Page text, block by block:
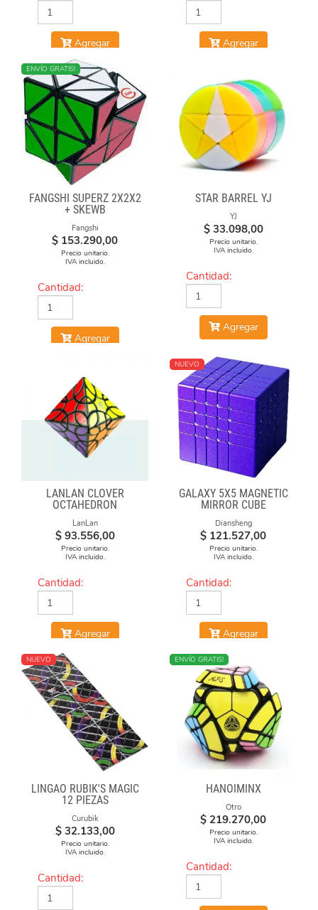
Agregar Agregar
NUEVO
ENVÍO GRATIS!
FANGSHI SUPERZ 2X2X2
+ SKEWB
Fangshi
$ 153.290,00
Precio unitario.
IVA incluido.
Cantidad:
Agregar
STAR BARREL YJ
YJ
$ 33.098,00
Precio unitario.
IVA incluido.
Cantidad:
Agregar
LANLAN CLOVER
OCTAHEDRON
LanLan
$ 93.556,00
Precio unitario.
IVA incluido.
Cantidad:
Agregar
NUEVO
GALAXY 5X5 MAGNETIC
MIRROR CUBE
Diansheng
$ 121.527,00
Precio unitario.
IVA incluido.
Cantidad:
Agregar
NUEVO
LINGAO RUBIK'S MAGIC
12 PIEZAS
Curubik
$ 32.133,00
Precio unitario.
IVA incluido.
Cantidad:
NUEVO
ENVÍO GRATIS!
HANOIMINX
Otro
$ 219.270,00
Precio unitario.
IVA incluido.
Cantidad: